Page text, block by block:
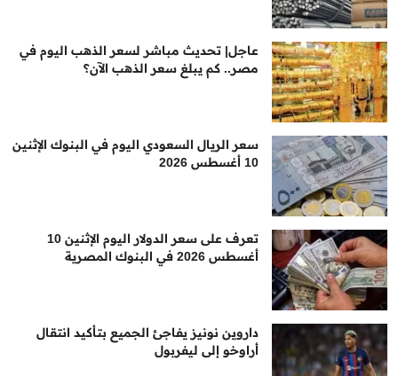
عاجل| تحديث مباشر لسعر الذهب اليوم في
مصر.. كم يبلغ سعر الذهب الآن؟
سعر الريال السعودي اليوم في البنوك الإثنين
10 أغسطس 2026
تعرف على سعر الدولار اليوم الإثنين 10
أغسطس 2026 في البنوك المصرية
داروين نونيز يفاجئ الجميع بتأكيد انتقال
أراوخو إلى ليفربول